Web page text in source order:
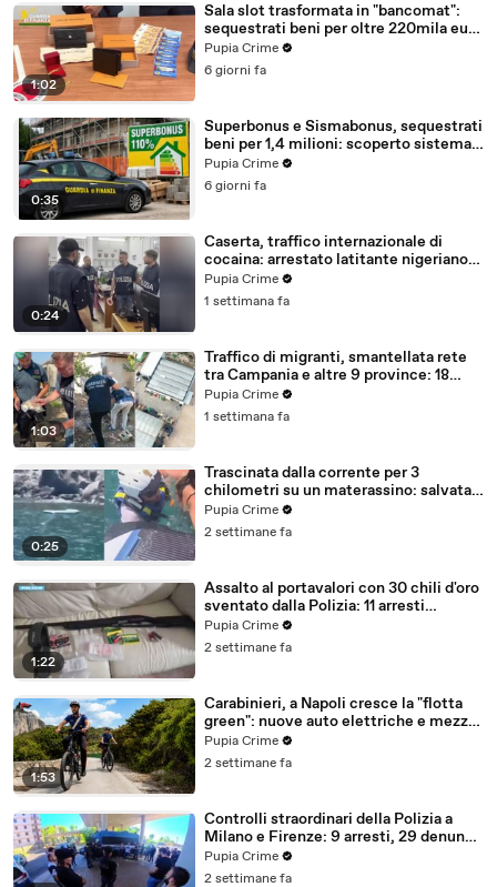
1:02
Sala slot trasformata in "bancomat":
sequestrati beni per oltre 220mila euro
a due coniugi (29.07.26)
Pupia Crime
6 giorni fa
0:35
Superbonus e Sismabonus, sequestrati
beni per 1,4 milioni: scoperto sistema
con false abitazioni (29.07.26)
Pupia Crime
6 giorni fa
0:24
Caserta, traffico internazionale di
cocaina: arrestato latitante nigeriano
ricercato dal 2019 (28.07.26)
Pupia Crime
1 settimana fa
1:03
Traffico di migranti, smantellata rete
tra Campania e altre 9 province: 18
arresti (27.07.26)
Pupia Crime
1 settimana fa
0:25
Trascinata dalla corrente per 3
chilometri su un materassino: salvata
dalla Polizia (25.07.26)
Pupia Crime
2 settimane fa
1:22
Assalto al portavalori con 30 chili d'oro
sventato dalla Polizia: 11 arresti
(25.07.26)
Pupia Crime
2 settimane fa
1:53
Carabinieri, a Napoli cresce la "flotta
green": nuove auto elettriche e mezzi
sostenibili anche sulle isole (25.07.26)
Pupia Crime
2 settimane fa
Controlli straordinari della Polizia a
Milano e Firenze: 9 arresti, 29 denunce
e oltre 7mila persone identificate
(25.07.26)
Pupia Crime
2 settimane fa